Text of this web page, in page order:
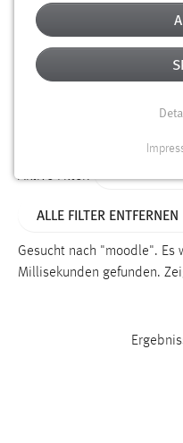
Erstellungsdatum
Alter
Aktive Filter:
ALLE FILTER ENTFERNEN
Gesucht nach "moodle". Es
Millisekunden gefunden.
Funktionen und sind
Einverständnis
cookie_consent
Dieser Cookie